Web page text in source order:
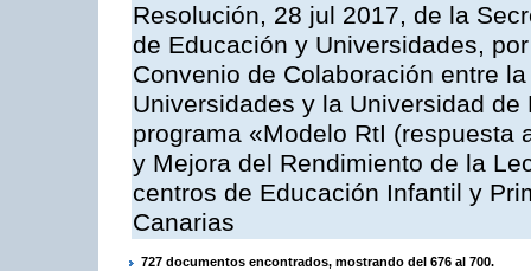
Resolución, 28 jul 2017, de la
de Educación y Universidades,
Convenio de Colaboración entre
Universidades y la Universidad
programa «Modelo RtI (respuesta
y Mejora del Rendimiento de la
centros de Educación Infantil y
Canarias
727 documentos encontrados, mostrando del 676 al 700.